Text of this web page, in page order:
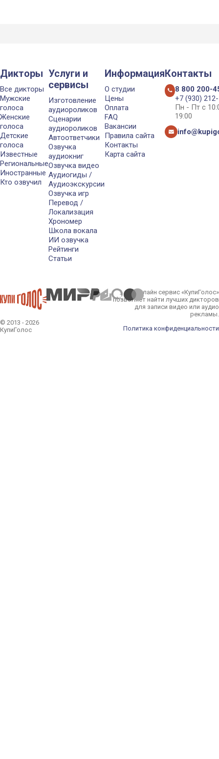
Дикторы
Все дикторы
Мужские
голоса
Женские
голоса
Детские
голоса
Известные
Региональные
Иностранные
Кто озвучил
Услуги и
сервисы
Изготовление
аудиороликов
Сценарии
аудиороликов
Автоответчики
Озвучка
аудиокниг
Озвучка видео
Аудиогиды /
Аудиоэкскурсии
Озвучка игр
Перевод /
Локализация
Хрономер
Школа вокала
ИИ озвучка
Рейтинги
Статьи
Информация
О студии
Цены
Оплата
FAQ
Вакансии
Правила сайта
Контакты
Карта сайта
Контакты
8 800 200-
+7 (930)
Пн - Пт с
19:00
© 2013 - 2026
КупиГолос
Онлайн сервис «КупиГолос»
позволяет найти лучших дикторов
для записи видео или аудио
рекламы.
Политика конфиденциальности